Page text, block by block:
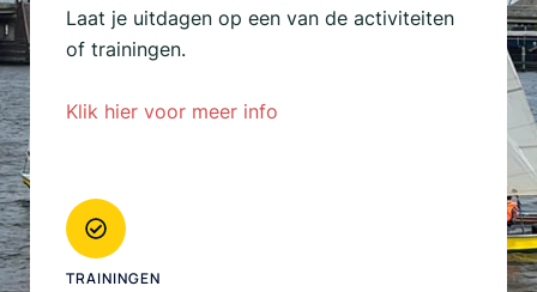
Laat je uitdagen op een van de activiteiten
of trainingen.
Klik hier voor meer info
TRAININGEN